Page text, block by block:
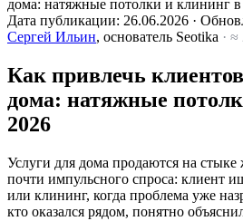
дома: натяжные потолки и клининг
Дата публикации: 26.06.2026 ·
Сергей Ильин, основатель Seotika ·
Как привлечь
дома: натяжные
2026
Услуги для дома продаются на
почти импульсного спроса: клиент
или клининг, когда проблема уже
кто оказался рядом, понятно